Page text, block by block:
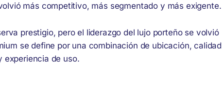
más competitivo, más segmentado y más exigente.
prestigio, pero el liderazgo del lujo porteño se volvió
se define por una combinación de ubicación, calidad
experiencia de uso.